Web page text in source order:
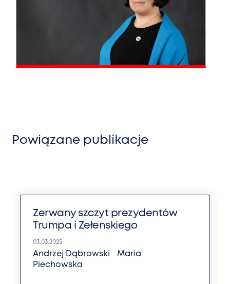
Powiązane publikacje
Zerwany szczyt prezydentów
Trumpa i Zełenskiego
03.03.2025
Andrzej Dąbrowski
Maria
Piechowska